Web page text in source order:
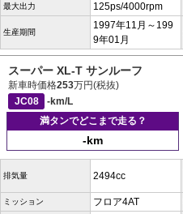
最大出力 125ps/4000rpm
生産期間
1997年11月～199
9年01月
スーパー XL-T サンルーフ
新車時価格253万円(税抜)
JC08
-km/L
満タンでどこまで走る？
-km
排気量 2494cc
ミッション フロア4AT